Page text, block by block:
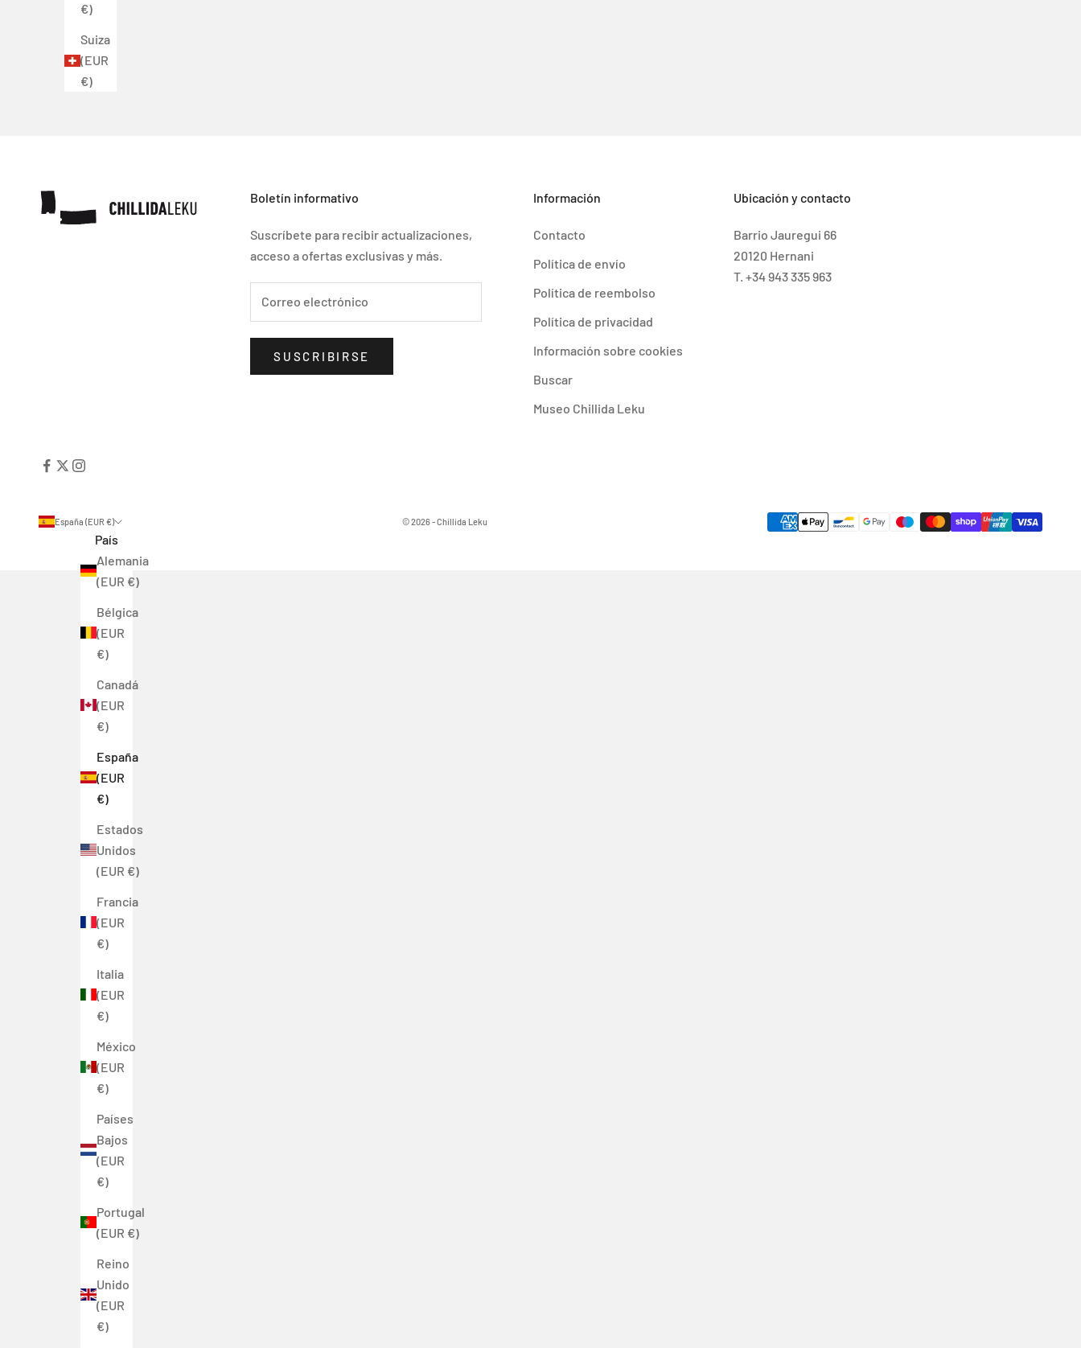
€)
Suiza
(EUR
€)
Boletín informativo
Suscríbete para recibir actualizaciones,
acceso a ofertas exclusivas y más.
SUSCRIBIRSE
Información
Contacto
Política de envío
Política de reembolso
Política de privacidad
Información sobre cookies
Buscar
Museo Chillida Leku
Ubicación y contacto
Barrio Jauregui 66
20120 Hernani
T. +34 943 335 963
España (EUR €)
País
Alemania
(EUR €)
Bélgica
(EUR
€)
Canadá
(EUR
€)
España
(EUR
€)
Estados
Unidos
(EUR €)
Francia
(EUR
€)
Italia
(EUR
€)
México
(EUR
€)
Países
Bajos
(EUR
€)
Portugal
(EUR €)
Reino
Unido
(EUR
€)
© 2026 - Chillida Leku